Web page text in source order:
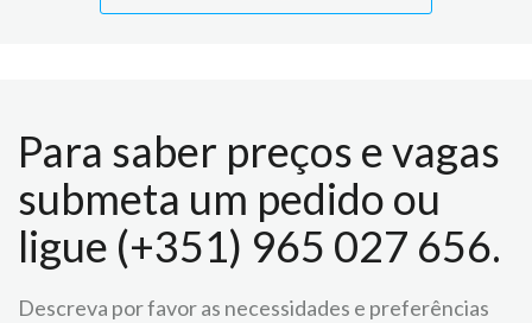
Para saber preços e vagas
submeta um pedido ou
ligue (+351) 965 027 656.
Descreva por favor as necessidades e preferências